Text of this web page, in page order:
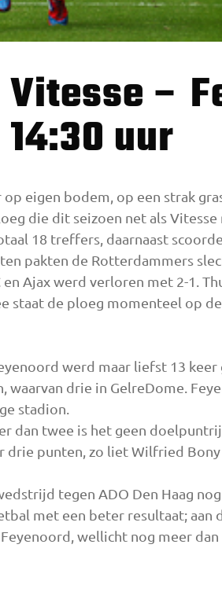
uur
eigen bodem, op een strak
die dit seizoen net als
18 treffers, daarnaast
pakten de Rotterdammers
Ajax werd verloren met 2-1.
staat de ploeg momenteel op
werd maar liefst 13 keer
waarvan drie in GelreDome.
stadion.
dan twee is het geen
punten, zo liet Wilfried Bony
tegen ADO Den Haag
met een beter resultaat; aan
wellicht nog meer